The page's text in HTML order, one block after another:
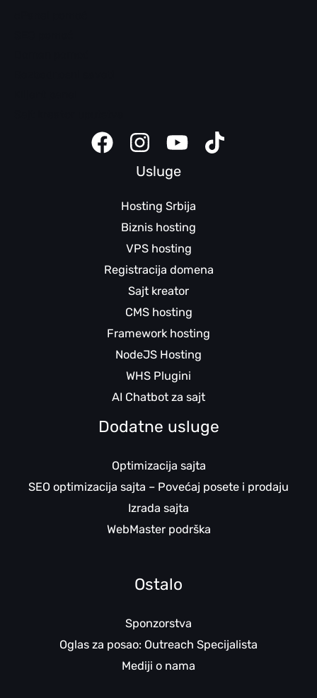
Usluge
Hosting Srbija
Biznis hosting
VPS hosting
Registracija domena
Sajt kreator
CMS hosting
Framework hosting
NodeJS Hosting
WHS Plugini
AI Chatbot za sajt
Dodatne usluge
Optimizacija sajta
SEO optimizacija sajta – Povećaj posete i prodaju
Izrada sajta
WebMaster podrška
Ostalo
Sponzorstva
Oglas za posao: Outreach Specijalista
Mediji o nama